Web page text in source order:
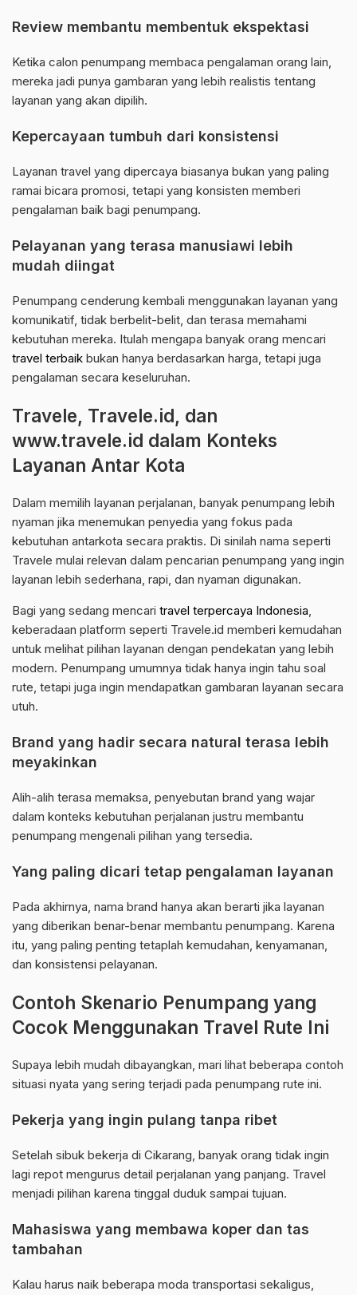
Review membantu membentuk ekspektasi
Ketika calon penumpang membaca pengalaman orang lain,
mereka jadi punya gambaran yang lebih realistis tentang
layanan yang akan dipilih.
Kepercayaan tumbuh dari konsistensi
Layanan travel yang dipercaya biasanya bukan yang paling
ramai bicara promosi, tetapi yang konsisten memberi
pengalaman baik bagi penumpang.
Pelayanan yang terasa manusiawi lebih
mudah diingat
Penumpang cenderung kembali menggunakan layanan yang
komunikatif, tidak berbelit-belit, dan terasa memahami
kebutuhan mereka. Itulah mengapa banyak orang mencari
travel terbaik bukan hanya berdasarkan harga, tetapi juga
pengalaman secara keseluruhan.
Travele, Travele.id, dan
www.travele.id dalam Konteks
Layanan Antar Kota
Dalam memilih layanan perjalanan, banyak penumpang lebih
nyaman jika menemukan penyedia yang fokus pada
kebutuhan antarkota secara praktis. Di sinilah nama seperti
Travele mulai relevan dalam pencarian penumpang yang ingin
layanan lebih sederhana, rapi, dan nyaman digunakan.
Bagi yang sedang mencari travel terpercaya Indonesia,
keberadaan platform seperti Travele.id memberi kemudahan
untuk melihat pilihan layanan dengan pendekatan yang lebih
modern. Penumpang umumnya tidak hanya ingin tahu soal
rute, tetapi juga ingin mendapatkan gambaran layanan secara
utuh.
Brand yang hadir secara natural terasa lebih
meyakinkan
Alih-alih terasa memaksa, penyebutan brand yang wajar
dalam konteks kebutuhan perjalanan justru membantu
penumpang mengenali pilihan yang tersedia.
Yang paling dicari tetap pengalaman layanan
Pada akhirnya, nama brand hanya akan berarti jika layanan
yang diberikan benar-benar membantu penumpang. Karena
itu, yang paling penting tetaplah kemudahan, kenyamanan,
dan konsistensi pelayanan.
Contoh Skenario Penumpang yang
Cocok Menggunakan Travel Rute Ini
Supaya lebih mudah dibayangkan, mari lihat beberapa contoh
situasi nyata yang sering terjadi pada penumpang rute ini.
Pekerja yang ingin pulang tanpa ribet
Setelah sibuk bekerja di Cikarang, banyak orang tidak ingin
lagi repot mengurus detail perjalanan yang panjang. Travel
menjadi pilihan karena tinggal duduk sampai tujuan.
Mahasiswa yang membawa koper dan tas
tambahan
Kalau harus naik beberapa moda transportasi sekaligus,